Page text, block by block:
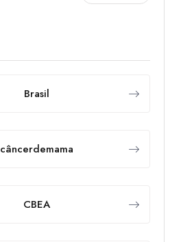
Brasil
câncerdemama
CBEA